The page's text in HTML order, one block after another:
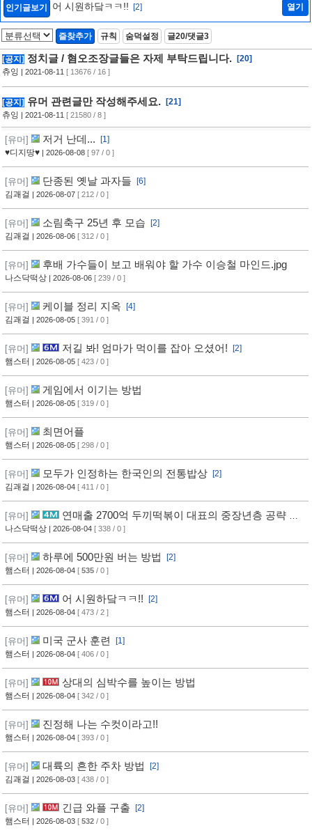
인기글보기 어 시원하닼ㅋㅋ!! [2] 열기
즐찾추가 규칙 숨덕설정 글20/댓글3
[공지] 정치글 / 혐오조장글들은 자제 부탁드립니다.
[20]
츄잉 | 2021-08-11 [ 13676 / 16 ]
[공지] 유머 관련글만 작성해주세요.
[21]
츄잉 | 2021-08-11 [ 21580 / 8 ]
[유머] 저거 난데...
[1]
♥디지땅♥ | 2026-08-08 [ 97 / 0 ]
[유머] 단종된 옛날 과자들
[6]
김괘걸
| 2026-08-07 [ 212 / 0 ]
[유머] 소림축구 25년 후 모습
[2]
김괘걸
| 2026-08-06 [ 312 / 0 ]
[유머] 후배 가수들이 보고 배워야 할 가수 이승철 마인드.jpg
나스닥떡상 | 2026-08-06 [ 239 / 0 ]
[유머] 케이블 정리 지옥
[4]
김괘걸
| 2026-08-05 [ 391 / 0 ]
[유머] 저길 봐! 엄마가 먹이를 잡아 오셨어!
[2]
햄스터
| 2026-08-05 [ 423 / 0 ]
[유머] 게임에서 이기는 방법
햄스터 | 2026-08-05 [ 319 / 0 ]
[유머] 최면어플
햄스터 | 2026-08-05 [ 298 / 0 ]
[유머] 모두가 인정하는 한국인의 전통밥상
[2]
김괘걸
| 2026-08-04 [ 411 / 0 ]
[유머]
연매출 2700억 두끼떡볶이 대표의 중장년층 공략 방
법
나스닥떡상 | 2026-08-04 [ 338 / 0 ]
[유머] 하루에 500만원 버는 방법
[2]
햄스터
| 2026-08-04 [ 535 / 0 ]
[유머] 어 시원하닼ㅋㅋ!!
[2]
햄스터
| 2026-08-04 [ 473 / 2 ]
[유머] 미국 군사 훈련
[1]
햄스터
| 2026-08-04 [ 406 / 0 ]
[유머] 상대의 심박수를 높이는 방법
햄스터 | 2026-08-04 [ 342 / 0 ]
[유머] 진정해 나는 수컷이라고!!
햄스터 | 2026-08-04 [ 393 / 0 ]
[유머] 대륙의 흔한 주차 방법
[2]
김괘걸
| 2026-08-03 [ 438 / 0 ]
[유머] 긴급 와플 구출
[2]
햄스터
| 2026-08-03 [ 532 / 0 ]